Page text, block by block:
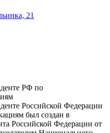
21
РФ по
Российской Федерации
был создан в
Российской Федерации от